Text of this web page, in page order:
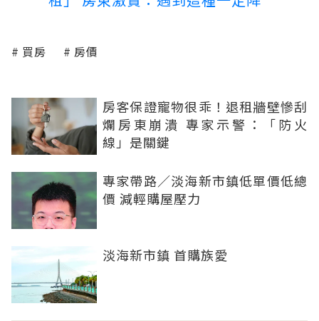
買房 房價
房客保證寵物很乖！退租牆壁慘刮
爛房東崩潰 專家示警：「防火
線」是關鍵
專家帶路／淡海新市鎮低單價低總
價 減輕購屋壓力
淡海新市鎮 首購族愛